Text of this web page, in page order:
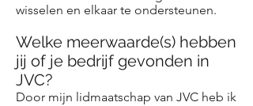
wisselen en elkaar te ondersteunen.
Welke meerwaarde(s) hebben
jij of je bedrijf gevonden in
JVC?
Door mijn lidmaatschap van JVC heb ik